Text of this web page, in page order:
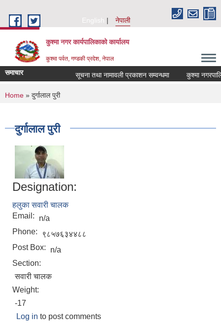
English
नेपाली
कुश्मा नगर कार्यपालिकाको कार्यालय
कुश्मा पर्वत, गण्डकी प्रदेश, नेपाल
समाचार सूचना तथा नामावली प्रकाशन सम्वन्धमा कुश्मा
You are here
Home » दुर्गालाल पुरी
दुर्गालाल पुरी
Designation:
हलुका सवारी चालक
Email:
n/a
Phone:
९८५७६३४४८८
Post Box:
n/a
Section:
सवारी चालक
Weight:
-17
Log in to post comments